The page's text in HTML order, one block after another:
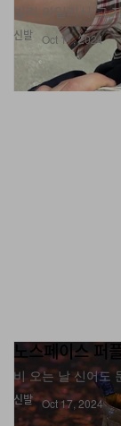
신발
빌리 아일리시 그
Oct 17, 2024
신발
노스페이스 퍼
비 오는 날 신어도
Oct 17, 2024